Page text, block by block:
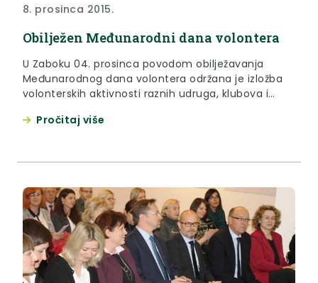
8. prosinca 2015.
Obilježen Međunarodni dana volontera
U Zaboku 04. prosinca povodom obilježavanja
Međunarodnog dana volontera održana je izložba
volonterskih aktivnosti raznih udruga, klubova i
Krapinsko-zagorske županije.
Pročitaj više